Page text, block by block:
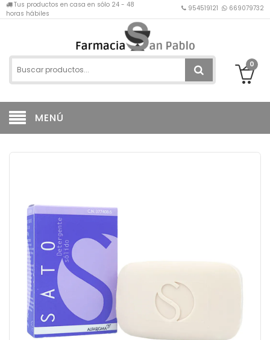
Tus productos en casa en sólo 24 - 48
horas hábiles
954519121 669079732
0
MENÚ